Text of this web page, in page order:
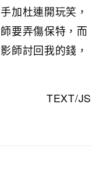
加杜連開玩笑，
要弄傷保特，而
師討回我的錢，
TEXT/JS